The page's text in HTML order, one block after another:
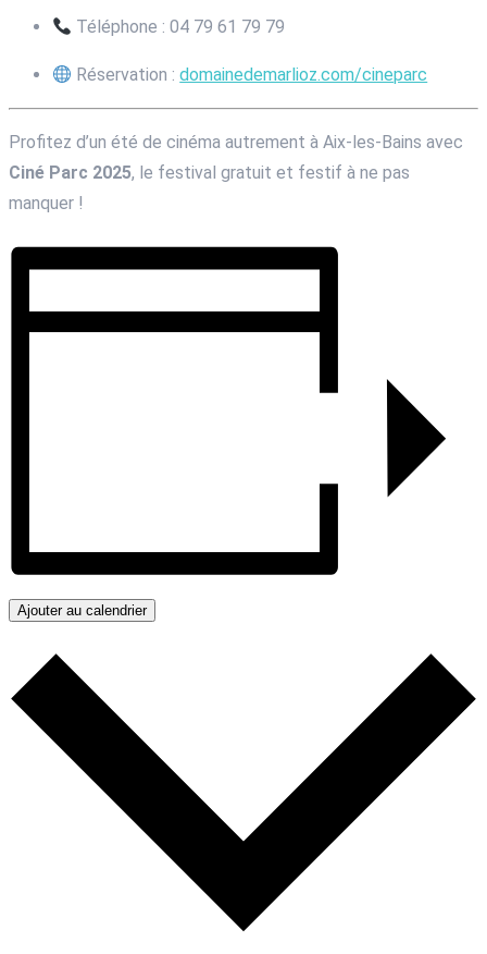
Téléphone : 04 79 61 79 79
Réservation :domainedemarlioz.com/cineparc
Profitez d’un été de cinéma autrement à Aix-les-Bains avec
Ciné Parc 2025, le festival gratuit et festif à ne pas
manquer !
Ajouter au calendrier